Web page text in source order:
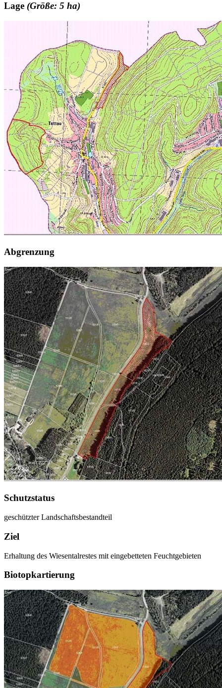
Lage (Größe: 5 ha)
Abgrenzung
Schutzstatus
geschützter Landschaftsbestandteil
Ziel
Erhaltung des Wiesentalrestes mit eingebetteten Feuchtgebieten
Biotopkartierung